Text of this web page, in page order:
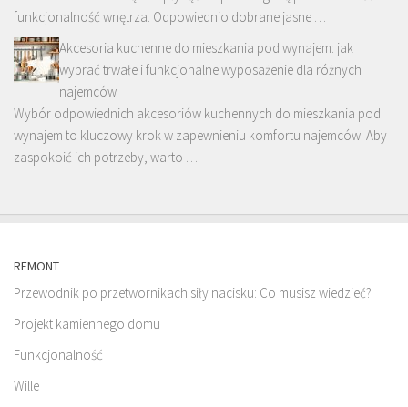
funkcjonalność wnętrza. Odpowiednio dobrane jasne …
Akcesoria kuchenne do mieszkania pod wynajem: jak
wybrać trwałe i funkcjonalne wyposażenie dla różnych
najemców
Wybór odpowiednich akcesoriów kuchennych do mieszkania pod
wynajem to kluczowy krok w zapewnieniu komfortu najemców. Aby
zaspokoić ich potrzeby, warto …
REMONT
Przewodnik po przetwornikach siły nacisku: Co musisz wiedzieć?
Projekt kamiennego domu
Funkcjonalność
Wille